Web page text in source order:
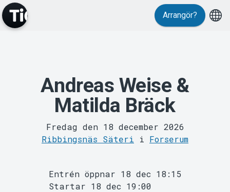
Evenemang
MyTickster
Arrangör?
Andreas Weise &
Matilda Bräck
Fredag den 18 december 2026
Ribbingsnäs Säteri i Forserum
Entrén öppnar 18 dec 18:15
Startar 18 dec 19:00